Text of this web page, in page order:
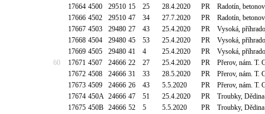
17664 4500 29510 15 25 28.4.2020 PR
Radotín,
17666 4502 29510 47 34 27.7.2020 PR
Radotín,
17667 4503 29480 27 43 25.4.2020 PR
Vysoká,
17668 4504 29480 45 53 25.4.2020 PR
Vysoká,
17669 4505 29480 41 4 25.4.2020 PR
Vysoká,
60
17671 4507 24666 22 27 25.4.2020 PR
Přerov, nám. T.
17672 4508 24666 31 33 28.5.2020 PR
Přerov, nám. T.
17673 4509 24666 26 43 5.5.2020 PR
Přerov, nám. T.
17674 450A 24666 47 51 25.4.2020 PR
Troubky,
17675 450B 24666 52 5 5.5.2020 PR
Troubky,